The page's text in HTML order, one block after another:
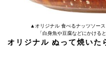
▲オリジナル 食べるナッツソース
「白身魚や豆腐などにかける
オリジナル ぬって焼いた